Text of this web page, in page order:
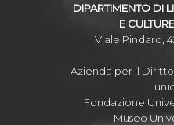
DIPARTIMENTO DI
E
Viale Pindaro,
Azienda per il
Fondazione
Museo